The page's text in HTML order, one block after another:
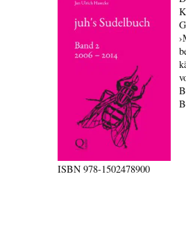
ISBN978-1502478900